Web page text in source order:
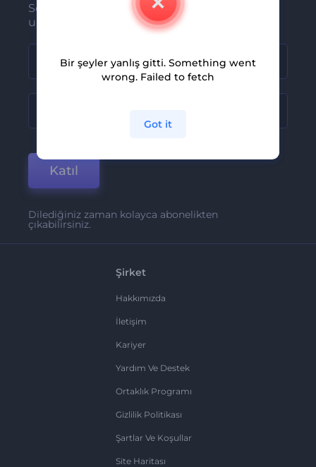
Son haber ve tekliflerimiz ilk olarak size
ulaşsın
Katıl
Dilediğiniz zaman kolayca abonelikten
çıkabilirsiniz.
Şirket
Hakkımızda
İletişim
Kariyer
Yardım Ve Destek
Ortaklık Programı
Gizlilik Politikası
Şartlar Ve Koşullar
Site Haritası
Bir şeyler yanlış gitti. Something went
wrong. Failed to fetch
Got it